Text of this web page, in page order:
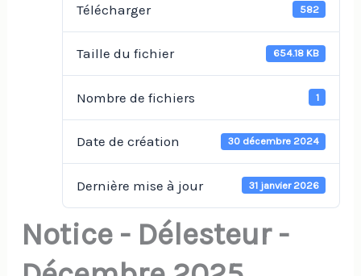
Télécharger 582
Taille du fichier 654.18 KB
Nombre de fichiers 1
Date de création 30 décembre 2024
Dernière mise à jour 31 janvier 2026
Notice - Délesteur -